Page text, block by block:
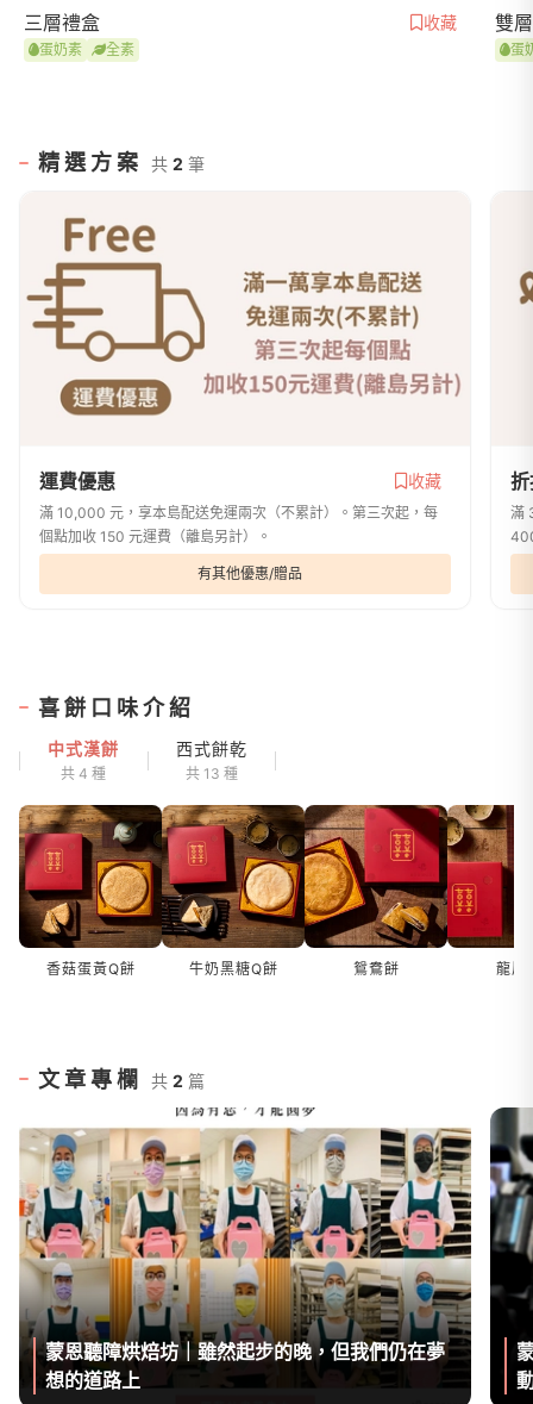
三層禮盒 收藏
蛋奶素 全素
雙
蛋
喜餅口味介紹
中式漢餅
共 4 種
西式餅乾
共 13 種
香菇蛋黃Q餅 牛奶黑糖Q餅 鴛鴦餅 龍鳳
精選方案 共 2 筆
運費優惠 收藏
滿 10,000 元，享本島配送免運兩次（不累計）。第三次起，每
個點加收 150 元運費（離島另計）。
有其他優惠/贈品
滿
文章專欄 共 2 篇
蒙恩聽障烘焙坊｜雖然起步的晚，但我們仍在夢
想的道路上